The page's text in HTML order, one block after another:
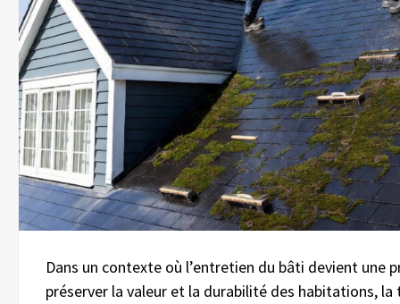
Dans un contexte où l’entretien du bâti devient une
préserver la valeur et la durabilité des habitations,